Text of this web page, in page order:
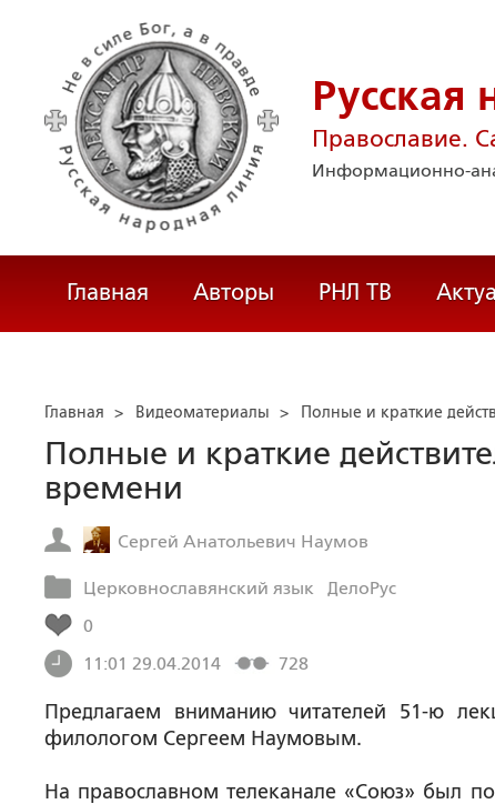
Русская
Православие.
Информационно-
Главная Авторы РНЛ ТВ
Главная > Видеоматериалы > Полные и краткие
Полные и краткие
времени
Сергей Анатольевич Наумов
Церковнославянский язык
ДелоРус
0
11:01 29.04.2014
728
Предлагаем вниманию читателей 51-ю
филологом Сергеем Наумовым.
На православном телеканале «Союз» был